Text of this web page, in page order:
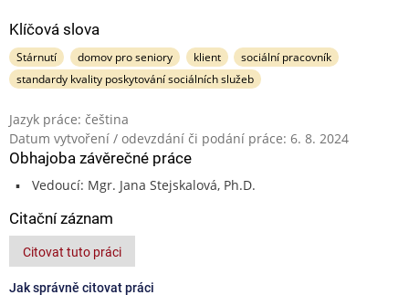
Klíčová slova
Stárnutí domov pro seniory klient
sociální pracovník
standardy kvality poskytování sociálních služeb
Jazyk práce: čeština
Datum vytvoření / odevzdání či podání práce: 6. 8. 2024
Obhajoba závěrečné práce
Vedoucí: Mgr. Jana Stejskalová, Ph.D.
Citační záznam
Citovat tuto práci
Jak správně citovat práci